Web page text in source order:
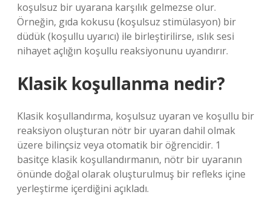
koşulsuz bir uyarana karşılık gelmezse olur.
Örneğin, gıda kokusu (koşulsuz stimülasyon) bir
düdük (koşullu uyarıcı) ile birleştirilirse, ıslık sesi
nihayet açlığın koşullu reaksiyonunu uyandırır.
Klasik koşullanma nedir?
Klasik koşullandırma, koşulsuz uyaran ve koşullu bir
reaksiyon oluşturan nötr bir uyaran dahil olmak
üzere bilinçsiz veya otomatik bir öğrencidir. 1
basitçe klasik koşullandırmanın, nötr bir uyaranın
önünde doğal olarak oluşturulmuş bir refleks içine
yerleştirme içerdiğini açıkladı.